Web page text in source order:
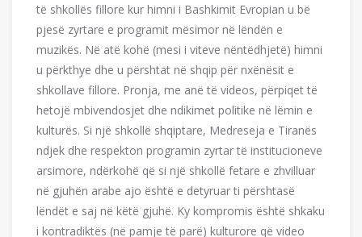
të shkollës fillore kur himni i Bashkimit Evropian u bë
pjesë zyrtare e programit mësimor në lëndën e
muzikës. Në atë kohë (mesi i viteve nëntëdhjetë) himni
u përkthye dhe u përshtat në shqip për nxënësit e
shkollave fillore. Pronja, me anë të videos, përpiqet të
hetojë mbivendosjet dhe ndikimet politike në lëmin e
kulturës. Si një shkollë shqiptare, Medreseja e Tiranës
ndjek dhe respekton programin zyrtar të institucioneve
arsimore, ndërkohë që si një shkollë fetare e zhvilluar
në gjuhën arabe ajo është e detyruar ti përshtasë
lëndët e saj në këtë gjuhë. Ky kompromis është shkaku
i kontradiktës (në pamje të parë) kulturore që video